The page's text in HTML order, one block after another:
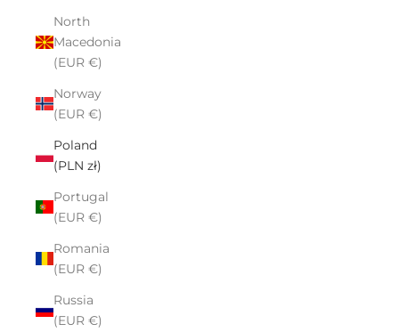
North
Macedonia
(EUR €)
Norway
(EUR €)
Poland
(PLN zł)
Portugal
(EUR €)
Romania
(EUR €)
Russia
(EUR €)